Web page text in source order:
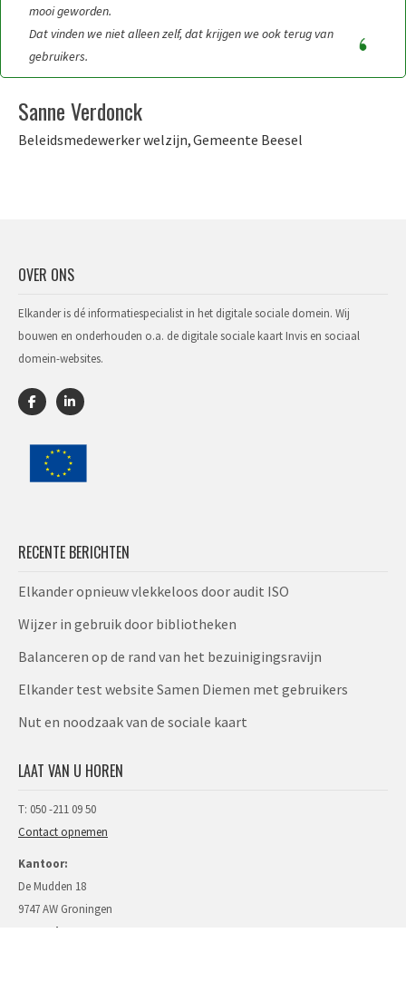
mooi geworden.
Dat vinden we niet alleen zelf, dat krijgen we ook terug van
gebruikers.
Sanne Verdonck
Beleidsmedewerker welzijn,Gemeente Beesel
OVER ONS
Elkander is dé informatiespecialist in het digitale sociale domein. Wij
bouwen en onderhouden o.a. de digitale sociale kaart Invis en sociaal
domein-websites.
RECENTE BERICHTEN
Elkander opnieuw vlekkeloos door audit ISO​
Wijzer in gebruik door bibliotheken
Balanceren op de rand van het bezuinigingsravijn
Elkander test website Samen Diemen met gebruikers
Nut en noodzaak van de sociale kaart
LAAT VAN U HOREN
T: 050 -211 09 50
Contact opnemen
Kantoor:
De Mudden 18
9747 AW Groningen
Postadres: